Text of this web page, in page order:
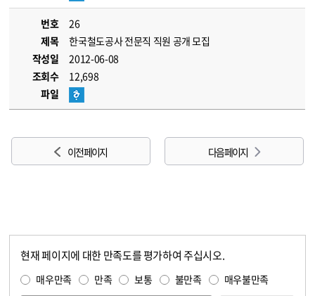
번호
26
제목
한국철도공사 전문직 직원 공개 모집
작성일
2012-06-08
조회수
12,698
파일
이전 페이지 다음 페이지
현재 페이지에 대한 만족도를 평가하여 주십시오.
매우만족 만족 보통 불만족 매우불만족